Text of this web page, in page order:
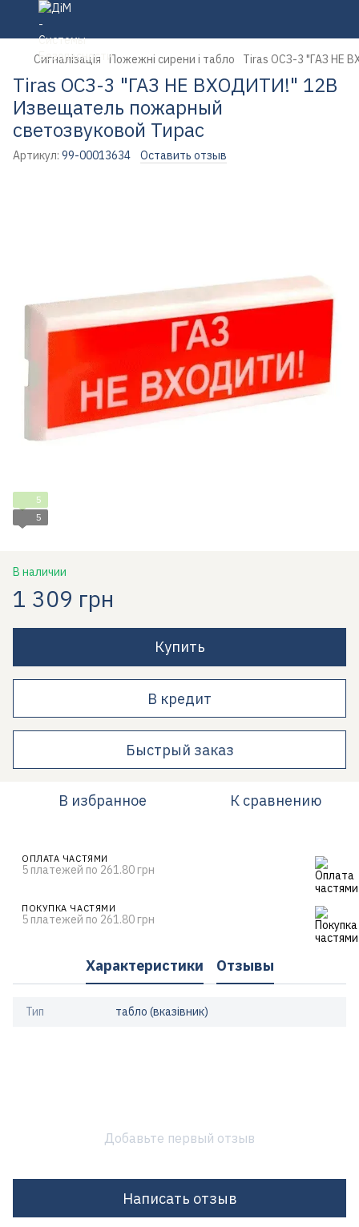
Сигналізація Пожежні сирени і табло Tiras ОСЗ-3 "ГАЗ НЕ
Tiras ОСЗ-3 "ГАЗ НЕ ВХОДИТИ!" 12В
Извещатель пожарный
светозвуковой Тирас
Артикул: 99-00013634 Оставить отзыв
5
5
В наличии
1 309 грн
Купить
В кредит
Быстрый заказ
В избранное К сравнению
ОПЛАТА ЧАСТЯМИ
5 платежей по 261.80 грн
ПОКУПКА ЧАСТЯМИ
5 платежей по 261.80 грн
Характеристики Отзывы
Тип табло (вказівник)
Добавьте первый отзыв
Написать отзыв